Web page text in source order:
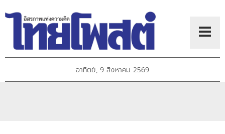
อาทิตย์, 9 สิงหาคม 2569